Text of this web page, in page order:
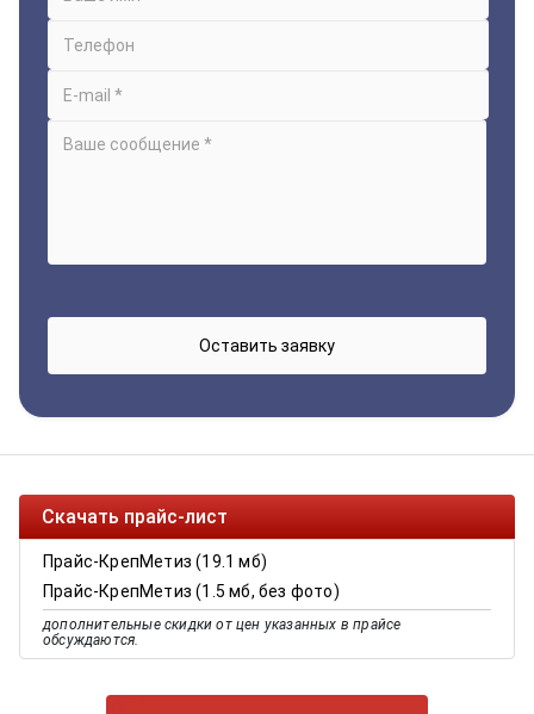
Скачать прайс-лист
Прайс-КрепМетиз (19.1 мб)
Прайс-КрепМетиз (1.5 мб, без фото)
дополнительные скидки от цен указанных в прайсе
обсуждаются.